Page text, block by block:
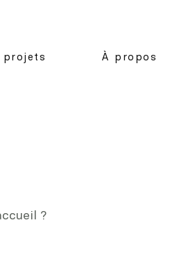
projets À propos
?